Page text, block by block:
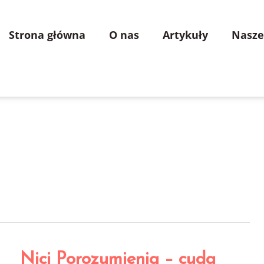
Strona główna O nas Artykuły
Nici Porozumienia – cuda
Nici